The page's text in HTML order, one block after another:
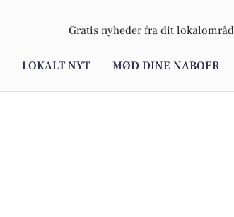
Gratis nyheder fra dit
LOKALT NYT MØD DINE NABOER